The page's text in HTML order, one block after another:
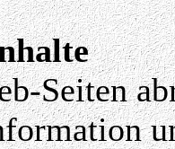
Seiten